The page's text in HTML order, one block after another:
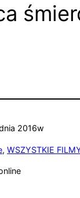
2016w
, WSZYSTKIE